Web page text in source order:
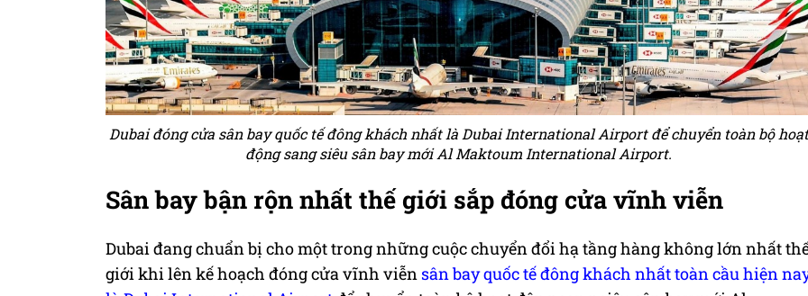
Dubai đóng cửa sân bay quốc tế đông khách nhất là Dubai International Airport để chuyển toàn bộ hoạt
động sang siêu sân bay mới Al Maktoum International Airport.
Sân bay bận rộn nhất thế giới sắp đóng cửa vĩnh viễn
Dubai đang chuẩn bị cho một trong những cuộc chuyển đổi hạ tầng hàng không lớn nhất
giới khi lên kế hoạch đóng cửa vĩnh viễn sân bay quốc tế đông khách nhất toàn cầu hiện